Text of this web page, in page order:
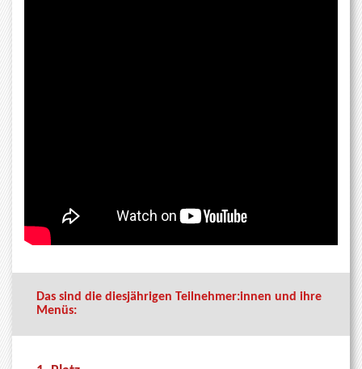
Das sind die diesjährigen Teilnehmer:innen und ihre
Menüs: